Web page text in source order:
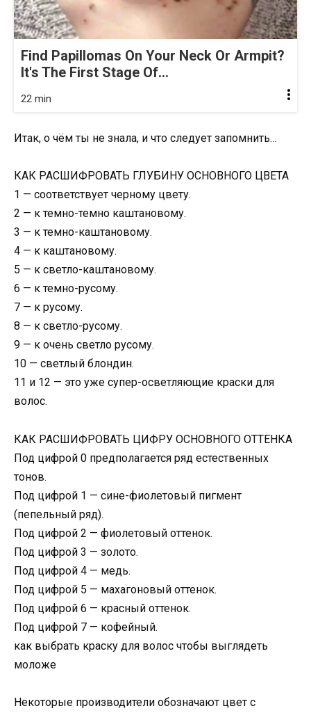
Find Papillomas On Your Neck Or Armpit?
It's The First Stage Of...
22 min
Итак, о чём ты не знала, и что следует запомнить…
КАК РАСШИФРОВАТЬ ГЛУБИНУ ОСНОВНОГО ЦВЕТА
1 — соответствует черному цвету.
2 — к темно-темно каштановому.
3 — к темно-каштановому.
4 — к каштановому.
5 — к светло-каштановому.
6 — к темно-русому.
7 — к русому.
8 — к светло-русому.
9 — к очень светло русому.
10 — светлый блондин.
11 и 12 — это уже супер-осветляющие краски для
волос.
КАК РАСШИФРОВАТЬ ЦИФРУ ОСНОВНОГО ОТТЕНКА
Под цифрой 0 предполагается ряд естественных
тонов.
Под цифрой 1 — сине-фиолетовый пигмент
(пепельный ряд).
Под цифрой 2 — фиолетовый оттенок.
Под цифрой 3 — золото.
Под цифрой 4 — медь.
Под цифрой 5 — махагоновый оттенок.
Под цифрой 6 — красный оттенок.
Под цифрой 7 — кофейный.
как выбрать краску для волос чтобы выглядеть
моложе
Некоторые производители обозначают цвет с